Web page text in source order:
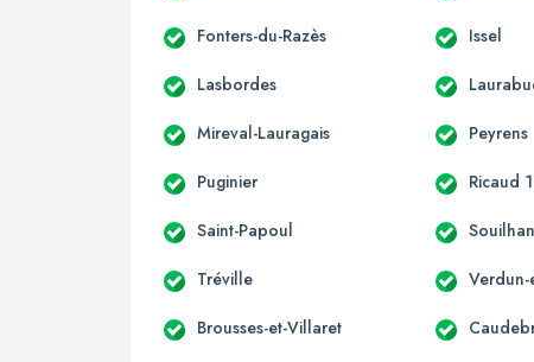
Fonters-du-Razès Issel
Lasbordes
Mireval-Lauragais Peyrens
Puginier Ricaud
Saint-Papoul
Tréville Verdun-
Brousses-et-Villaret